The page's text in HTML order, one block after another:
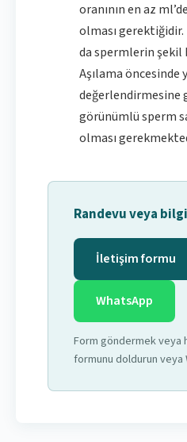
oranının en az
olması
da spermlerin şekil
Aşılama öncesinde
değerlendirmesine
görünümlü sperm
olması
Randevu veya
İletişim formu
WhatsApp
Form göndermek veya
formunu doldurun veya